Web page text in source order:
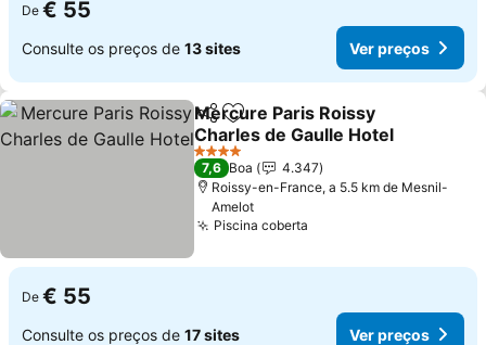
De € 55
Consulte os preços de 13 sites Ver preços
PartilharAdicionar aos favoritos
Mercure Paris Roissy
Charles de Gaulle Hotel
Ver preços
4 Estrelas
7,6 Boa
4.347
Roissy-en-France, a 5.5 km de Mesnil-
Amelot
Piscina coberta
De € 55
Consulte os preços de 17 sites Ver preços